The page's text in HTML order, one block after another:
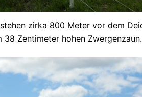
zirka 800 Meter vor dem
38 Zentimeter hohen Zwergenzaun.